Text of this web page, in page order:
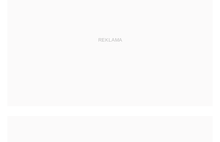
REKLAMA